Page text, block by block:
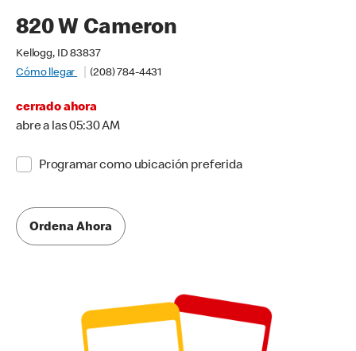
820 W Cameron
Kellogg, ID 83837
Cómo llegar
(208) 784-4431
cerrado ahora
abre a las 05:30 AM
Programar como ubicación preferida
Ordena Ahora